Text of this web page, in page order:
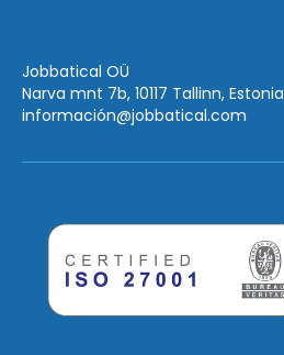
Jobbatical OÜ
Narva mnt 7b, 10117 Tallinn, Estonia
información@jobbatical.com